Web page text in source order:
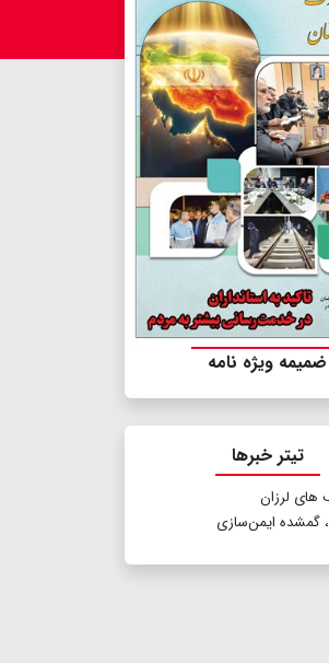
ضمیمه ویژه نامه
تیتر خبرها
لرزان
گمشده ایمن‌سازی